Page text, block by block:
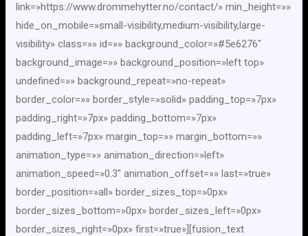
link=»https://www.drommehytter.no/contact/» min_height=»»
hide_on_mobile=»small-visibility,medium-visibility,large-
visibility» class=»» id=»» background_color=»#5e6276″
background_image=»» background_position=»left top»
undefined=»» background_repeat=»no-repeat»
border_color=»» border_style=»solid» padding_top=»7px»
padding_right=»7px» padding_bottom=»7px»
padding_left=»7px» margin_top=»» margin_bottom=»»
animation_type=»» animation_direction=»left»
animation_speed=»0.3″ animation_offset=»» last=»true»
border_position=»all» border_sizes_top=»0px»
border_sizes_bottom=»0px» border_sizes_left=»0px»
border_sizes_right=»0px» first=»true»][fusion_text